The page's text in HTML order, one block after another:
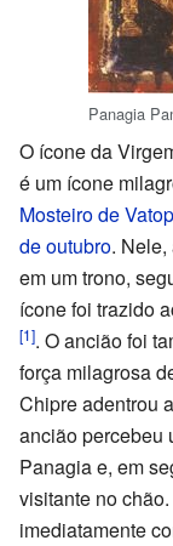
Panagia
O ícone da
é um ícone
Mosteiro de
de outubro.
em um trono,
ícone foi trazido
[1]. O ancião foi
força milagrosa
Chipre adentrou
ancião percebeu
Panagia e, em
visitante no
imediatamente